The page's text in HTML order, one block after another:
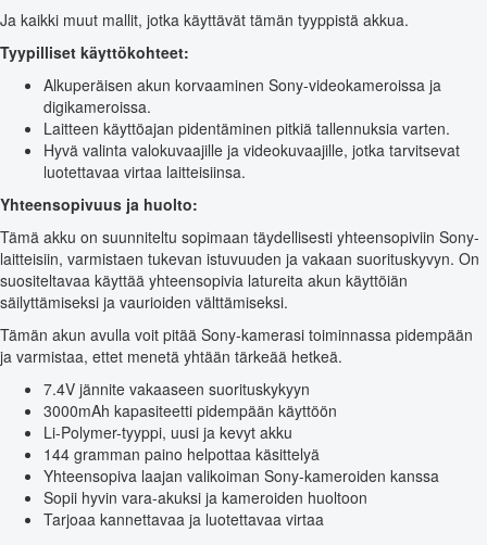
Ja kaikki muut mallit, jotka käyttävät tämän tyyppistä akkua.
Tyypilliset käyttökohteet:
Alkuperäisen akun korvaaminen Sony-videokameroissa ja
digikameroissa.
Laitteen käyttöajan pidentäminen pitkiä tallennuksia varten.
Hyvä valinta valokuvaajille ja videokuvaajille, jotka tarvitsevat
luotettavaa virtaa laitteisiinsa.
Yhteensopivuus ja huolto:
Tämä akku on suunniteltu sopimaan täydellisesti yhteensopiviin Sony-
laitteisiin, varmistaen tukevan istuvuuden ja vakaan suorituskyvyn. On
suositeltavaa käyttää yhteensopivia latureita akun käyttöiän
säilyttämiseksi ja vaurioiden välttämiseksi.
Tämän akun avulla voit pitää Sony-kamerasi toiminnassa pidempään
ja varmistaa, ettet menetä yhtään tärkeää hetkeä.
7.4V jännite vakaaseen suorituskykyyn
3000mAh kapasiteetti pidempään käyttöön
Li-Polymer-tyyppi, uusi ja kevyt akku
144 gramman paino helpottaa käsittelyä
Yhteensopiva laajan valikoiman Sony-kameroiden kanssa
Sopii hyvin vara-akuksi ja kameroiden huoltoon
Tarjoaa kannettavaa ja luotettavaa virtaa